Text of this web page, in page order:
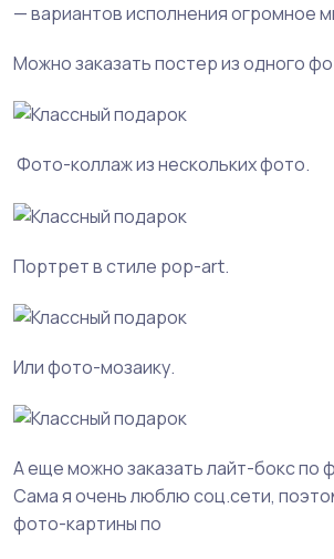
— вариантов исполнения огромное
Можно заказать постер из одного
Фото-коллаж из нескольких фото.
Портрет в стиле pop-art.
Или фото-мозаику.
А еще можно заказать лайт-бокс по
Сама я очень люблю соц.сети,
фото-картины по